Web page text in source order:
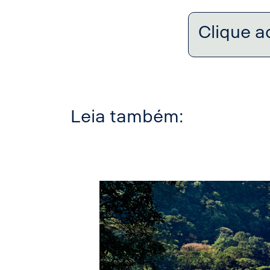
Clique
Leia também: